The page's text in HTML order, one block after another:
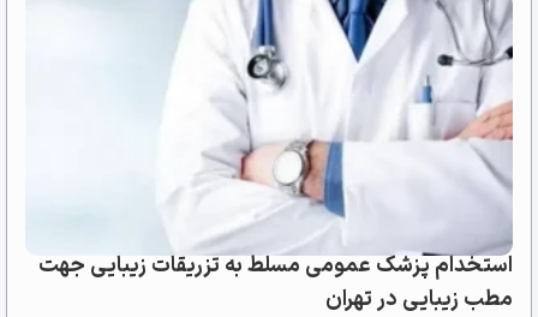
استخدام پزشک عمومی مسلط به تزریقات زیبایی جهت
مطب زیبایی در تهران